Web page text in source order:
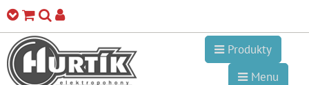
Produkty
Menu